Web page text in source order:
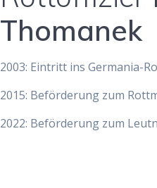
Thomanek
2003: Eintritt ins Germania-
2015: Beförderung zum
2022: Beförderung zum